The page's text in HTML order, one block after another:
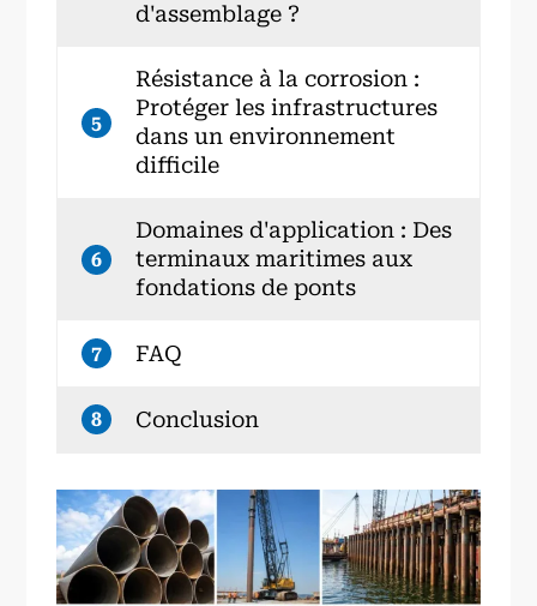
d'assemblage ?
5
Résistance à la corrosion :
Protéger les infrastructures
dans un environnement
difficile
6
Domaines d'application : Des
terminaux maritimes aux
fondations de ponts
7 FAQ
8 Conclusion